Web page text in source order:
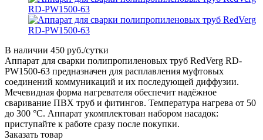
В наличии 450 руб./сутки
Аппарат для сварки полипропиленовых труб RedVerg RD-
PW1500-63 предназначен для расплавления муфтовых
соединений коммуникаций и их последующей диффузии.
Мечевидная форма нагревателя обеспечит надёжное
сваривание ПВХ труб и фитингов. Температура нагрева от 50
до 300 °С. Аппарат укомплектован набором насадок:
приступайте к работе сразу после покупки.
Заказать товар